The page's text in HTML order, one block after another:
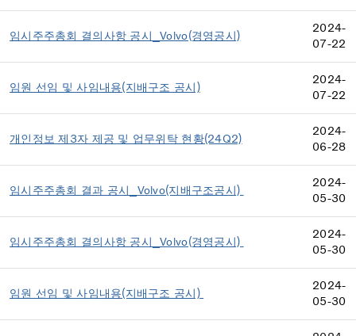
임시주주총회 결의사항 공시_Volvo(경영공시)
2024-
07-22
임원 선임 및 사임내용(지배구조 공시)
2024-
07-22
개인정보 제3자 제공 및 업무위탁 현황(24Q2)
2024-
06-28
임시주주총회 결과 공시_Volvo(지배구조공시)
2024-
05-30
임시주주총회 결의사항 공시_Volvo(경영공시)
2024-
05-30
임원 선임 및 사임내용(지배구조 공시)
2024-
05-30